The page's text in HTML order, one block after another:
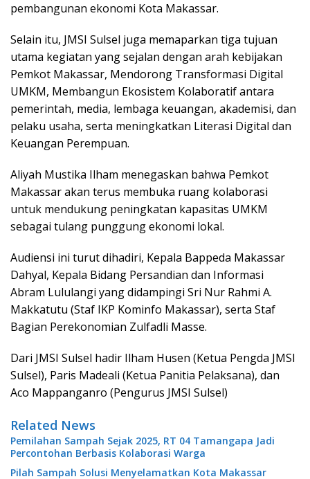
pembangunan ekonomi Kota Makassar.
Selain itu, JMSI Sulsel juga memaparkan tiga tujuan
utama kegiatan yang sejalan dengan arah kebijakan
Pemkot Makassar, Mendorong Transformasi Digital
UMKM, Membangun Ekosistem Kolaboratif antara
pemerintah, media, lembaga keuangan, akademisi, dan
pelaku usaha, serta meningkatkan Literasi Digital dan
Keuangan Perempuan.
Aliyah Mustika Ilham menegaskan bahwa Pemkot
Makassar akan terus membuka ruang kolaborasi
untuk mendukung peningkatan kapasitas UMKM
sebagai tulang punggung ekonomi lokal.
Audiensi ini turut dihadiri, Kepala Bappeda Makassar
Dahyal, Kepala Bidang Persandian dan Informasi
Abram Lululangi yang didampingi Sri Nur Rahmi A.
Makkatutu (Staf IKP Kominfo Makassar), serta Staf
Bagian Perekonomian Zulfadli Masse.
Dari JMSI Sulsel hadir Ilham Husen (Ketua Pengda JMSI
Sulsel), Paris Madeali (Ketua Panitia Pelaksana), dan
Aco Mappanganro (Pengurus JMSI Sulsel)
Related News
Pemilahan Sampah Sejak 2025, RT 04 Tamangapa Jadi
Percontohan Berbasis Kolaborasi Warga
Pilah Sampah Solusi Menyelamatkan Kota Makassar